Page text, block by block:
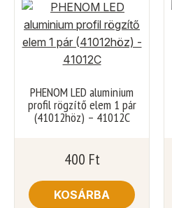
PHENOM LED aluminium
profil rögzítő elem 1 pár
(41012höz) – 41012C
400 Ft
KOSÁRBA